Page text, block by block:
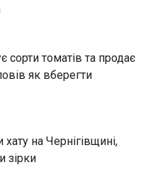
сорти томатів та продає
як вберегти
на Чернігівщині,
зірки